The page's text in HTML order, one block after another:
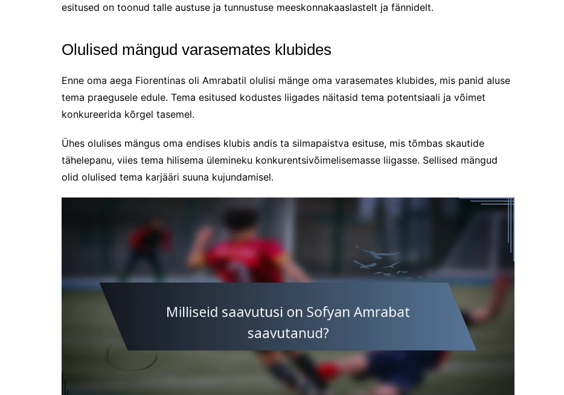
esitused on toonud talle austuse ja tunnustuse meeskonnakaaslastelt ja fännidelt.
Olulised mängud varasemates klubides
Enne oma aega Fiorentinas oli Amrabatil olulisi mänge oma varasemates klubides, mis panid aluse
tema praegusele edule. Tema esitused kodustes liigades näitasid tema potentsiaali ja võimet
konkureerida kõrgel tasemel.
Ühes olulises mängus oma endises klubis andis ta silmapaistva esituse, mis tõmbas skautide
tähelepanu, viies tema hilisema ülemineku konkurentsivõimelisemasse liigasse. Sellised mängud
olid olulised tema karjääri suuna kujundamisel.